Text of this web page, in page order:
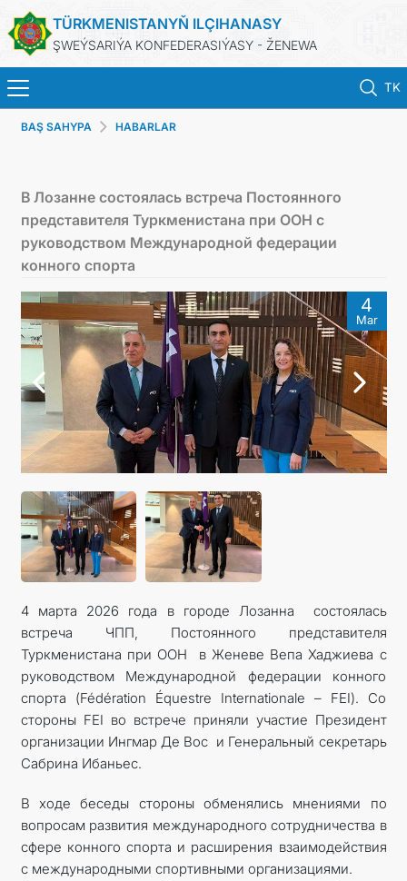
TÜRKMENISTANYŇ ILÇIHANASY
ŞWEÝSARIÝA KONFEDERASIÝASY - ŽENEWA
TK
BAŞ SAHYPA
DIM
ARAGATNAŞYK
BAŞ SAHYPA HABARLAR
В Лозанне состоялась встреча Постоянного
представителя Туркменистана при ООН с
руководством Международной федерации
конного спорта
4
Mar
4 марта 2026 года в городе Лозанна состоялась
встреча ЧПП, Постоянного представителя
Туркменистана при ООН в Женеве Вепа Хаджиева с
руководством Международной федерации конного
спорта (Fédération Équestre Internationale – FEI). Со
стороны FEI во встрече приняли участие Президент
организации Ингмар Де Вос и Генеральный секретарь
Сабрина Ибаньес.
В ходе беседы стороны обменялись мнениями по
вопросам развития международного сотрудничества в
сфере конного спорта и расширения взаимодействия
с международными спортивными организациями.